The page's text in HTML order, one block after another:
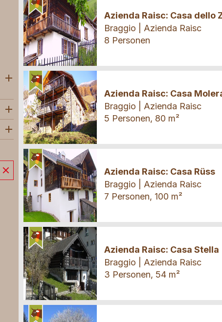
Öffne Subkategorien
Azienda Raisc: Casa dello
Braggio | Azienda Raisc
8 Personen
Azienda Raisc: Casa
Braggio | Azienda Raisc
5 Personen, 80 m²
Azienda Raisc: Casa Rüss
Braggio | Azienda Raisc
7 Personen, 100 m²
Azienda Raisc: Casa Stella
Braggio | Azienda Raisc
3 Personen, 54 m²